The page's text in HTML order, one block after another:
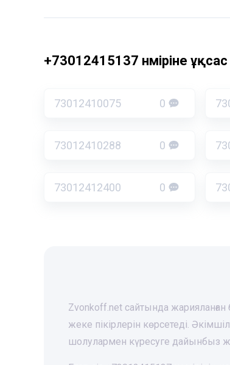
+73012415137 нөміріне
73012410075 0
73012410288 0
73012412400 0
Zvonkoff.net сайтында
жеке пікірлерін көрсетеді.
шолулармен күресуге дайынбыз